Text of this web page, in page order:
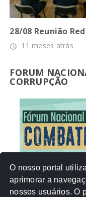
28/08 Reunião
access_time 11 meses atrás
FORUM
CORRUPÇÃO
NUVEM DE TAGS
O nosso portal
aprimorar a
nossos usuários. O